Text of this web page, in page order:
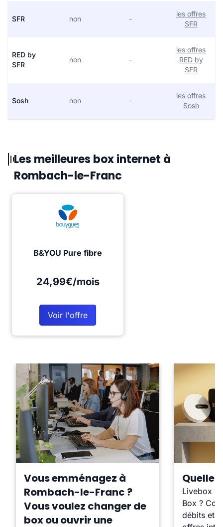
SFR non -
les offres
SFR
RED by
SFR
non -
les offres
RED by
SFR
Sosh non -
les offres
Sosh
Les meilleures box internet à
Rombach-le-Franc
B&YOU Pure fibre
24,99€/mois
Voir l'offre
Vous emménagez à
Rombach-le-Franc ?
Vous voulez changer de
box ou ouvrir une
Quelle
Livebox ?
Box ?
débits et